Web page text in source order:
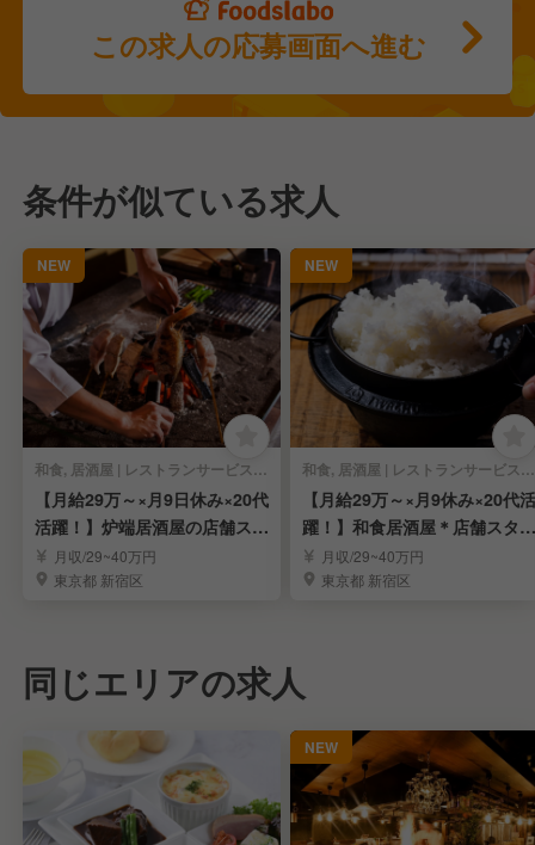
この求人の応募画面へ進む
条件が似ている求人
NEW
和食, 居酒屋 | レストランサービス・ホールスタッフ
【月給29万～×月9日休み×20代
活躍！】炉端居酒屋の店舗スタ
ッフ募集！
月収/29~40万円
東京都 新宿区
NEW
和食, 居酒屋 | レストランサービス・ホールスタッフ
【月給29万～×月9休み×20代活
躍！】和食居酒屋＊店舗スタッ
フ募集！
月収/29~40万円
東京都 新宿区
同じエリアの求人
NEW